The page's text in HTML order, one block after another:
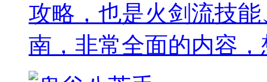
攻略，也是火剑流技
南，非常全面的内容